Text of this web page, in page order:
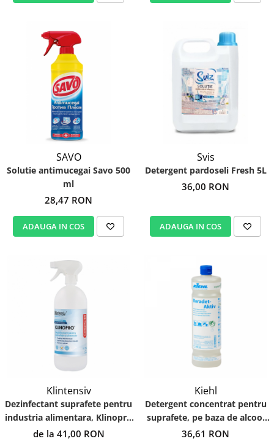
SAVO
Solutie antimucegai Savo 500
ml
28,47 RON
ADAUGA IN COS
Svis
Detergent pardoseli Fresh 5L
36,00 RON
ADAUGA IN COS
Klintensiv
Dezinfectant suprafete pentru
industria alimentara, Klinopro
TP4
de la 41,00 RON
Kiehl
Detergent concentrat pentru
suprafete, pe baza de alcool
Keradet Aktiv 1L
36,61 RON